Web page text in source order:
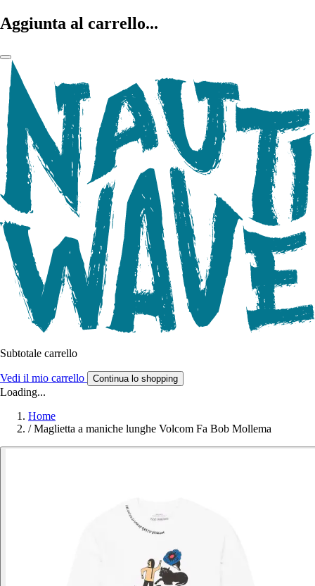
Aggiunta al carrello...
Subtotale carrello
Vedi il mio carrello Continua lo shopping
Loading...
Home
/ Maglietta a maniche lunghe Volcom Fa Bob Mollema